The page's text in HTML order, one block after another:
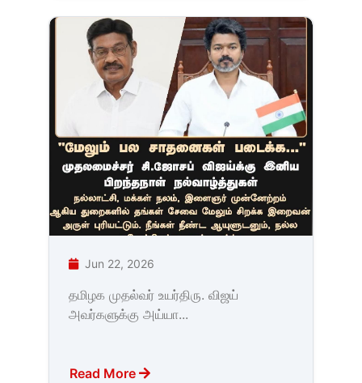
Jun 22, 2026
தமிழக முதல்வர் உயர்திரு. விஜய்
அவர்களுக்கு அய்யா...
Read More